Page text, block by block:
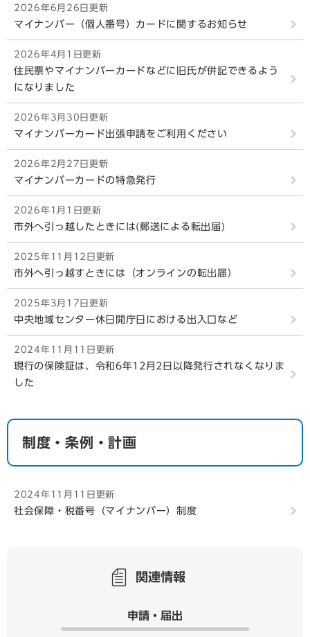
2026年6月26日更新
マイナンバー（個人番号）カードに関するお知らせ
2026年4月1日更新
住民票やマイナンバーカードなどに旧氏が併記できるよう
になりました
2026年3月30日更新
マイナンバーカード出張申請をご利用ください
2026年2月27日更新
マイナンバーカードの特急発行
2026年1月1日更新
市外へ引っ越したときには(郵送による転出届)
2025年11月12日更新
市外へ引っ越すときには（オンラインの転出届）
2025年3月17日更新
中央地域センター休日開庁日における出入口など
2024年11月11日更新
現行の保険証は、令和6年12月2日以降発行されなくなりま
した
制度・条例・計画
2024年11月11日更新
社会保障・税番号（マイナンバー）制度
関連情報
申請・届出